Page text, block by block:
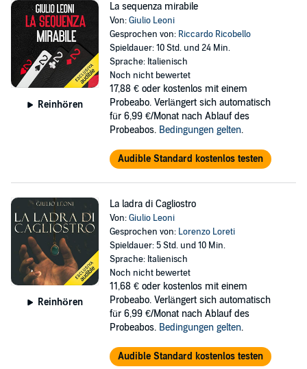
Reinhören
La sequenza mirabile
Von:Giulio Leoni
Gesprochen von: Riccardo Ricobello
Spieldauer: 10 Std. und 24 Min.
Sprache: Italienisch
Noch nicht bewertet
17,88 € oder kostenlos mit einem
Probeabo. Verlängert sich automatisch
für 6,99 €/Monat nach Ablauf des
Probeabos. Bedingungen gelten.
Audible Standard kostenlos testen
Reinhören
La ladra di Cagliostro
Von:Giulio Leoni
Gesprochen von: Lorenzo Loreti
Spieldauer: 5 Std. und 10 Min.
Sprache: Italienisch
Noch nicht bewertet
11,68 € oder kostenlos mit einem
Probeabo. Verlängert sich automatisch
für 6,99 €/Monat nach Ablauf des
Probeabos. Bedingungen gelten.
Audible Standard kostenlos testen